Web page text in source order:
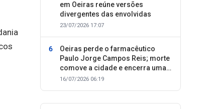
em Oeiras reúne versões
divergentes das envolvidas
23/07/2026 17:07
Oeiras perde o farmacêutico
Paulo Jorge Campos Reis; morte
comove a cidade e encerra uma
trajetória dedicada ao cuidado
16/07/2026 06:19